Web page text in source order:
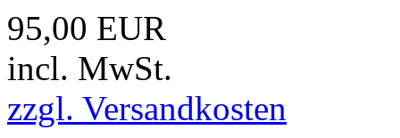
95,00 EUR
incl. MwSt.
zzgl. Versandkosten